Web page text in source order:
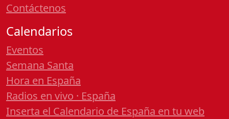
Contáctenos
Calendarios
Eventos
Semana Santa
Hora en España
Radios en vivo · España
Inserta el Calendario de España en tu web